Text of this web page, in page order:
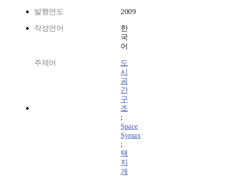
발행연도 2009
작성언어
한
국
어
주제어
도
시
공
간
구
조
;
Space
Syntax
;
택
지
개